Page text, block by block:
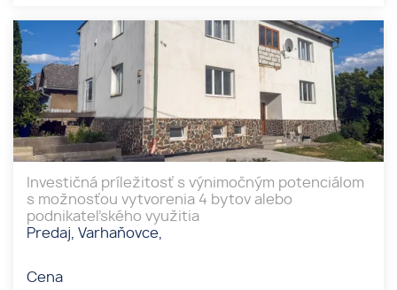
Investičná príležitosť s výnimočným potenciálom
s možnosťou vytvorenia 4 bytov alebo
podnikateľského využitia
Predaj, Varhaňovce,
Cena